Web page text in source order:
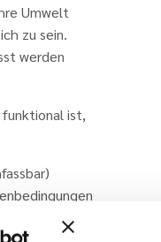
Umwelt
zu sein.
werden
funktional ist,